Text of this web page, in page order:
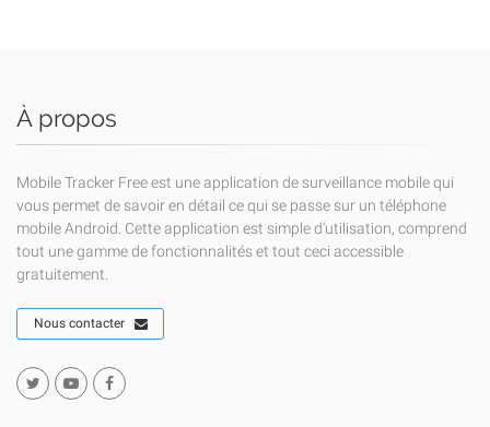
À propos
Mobile Tracker Free est une application de surveillance mobile qui
vous permet de savoir en détail ce qui se passe sur un téléphone
mobile Android. Cette application est simple d'utilisation, comprend
tout une gamme de fonctionnalités et tout ceci accessible
gratuitement.
Nous contacter